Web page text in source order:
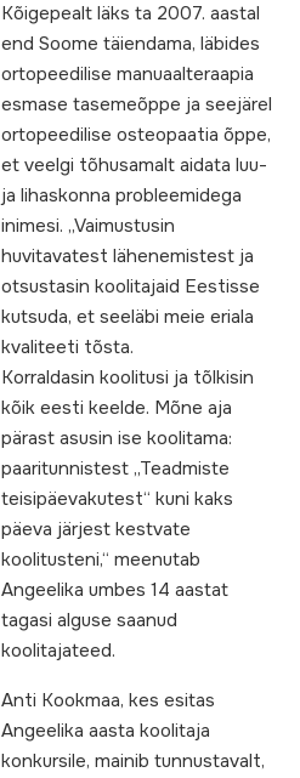
Kõigepealt läks ta 2007. aastal
end Soome täiendama, läbides
ortopeedilise manuaalteraapia
esmase tasemeõppe ja seejärel
ortopeedilise osteopaatia õppe,
et veelgi tõhusamalt aidata luu-
ja lihaskonna probleemidega
inimesi. „Vaimustusin
huvitavatest lähenemistest ja
otsustasin koolitajaid Eestisse
kutsuda, et seeläbi meie eriala
kvaliteeti tõsta.
Korraldasin koolitusi ja tõlkisin
kõik eesti keelde. Mõne aja
pärast asusin ise koolitama:
paaritunnistest „Teadmiste
teisipäevakutest“ kuni kaks
päeva järjest kestvate
koolitusteni,“ meenutab
Angeelika umbes 14 aastat
tagasi alguse saanud
koolitajateed.
Anti Kookmaa, kes esitas
Angeelika aasta koolitaja
konkursile, mainib tunnustavalt,